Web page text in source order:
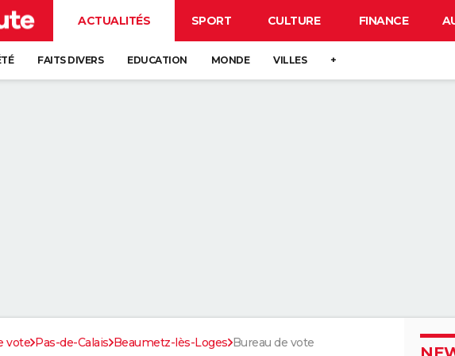
ACTUALITÉS SPORT CULTURE FINANCE
FAITS DIVERS EDUCATION MONDE VILLES +
vote Pas-de-Calais Beaumetz-lès-Loges Bureau de vote